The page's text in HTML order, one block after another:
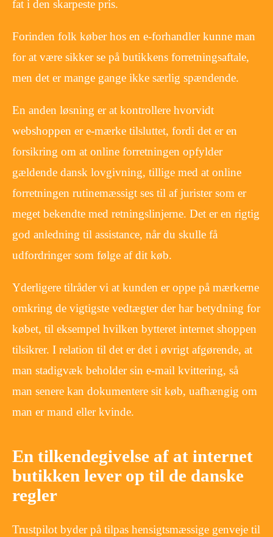
fat i den skarpeste pris.
Forinden folk køber hos en e-forhandler kunne man
for at være sikker se på butikkens forretningsaftale,
men det er mange gange ikke særlig spændende.
En anden løsning er at kontrollere hvorvidt
webshoppen er e-mærke tilsluttet, fordi det er en
forsikring om at online forretningen opfylder
gældende dansk lovgivning, tillige med at online
forretningen rutinemæssigt ses til af jurister som er
meget bekendte med retningslinjerne. Det er en rigtig
god anledning til assistance, når du skulle få
udfordringer som følge af dit køb.
Yderligere tilråder vi at kunden er oppe på mærkerne
omkring de vigtigste vedtægter der har betydning for
købet, til eksempel hvilken bytteret internet shoppen
tilsikrer. I relation til det er det i øvrigt afgørende, at
man stadigvæk beholder sin e-mail kvittering, så
man senere kan dokumentere sit køb, uafhængig om
man er mand eller kvinde.
En tilkendegivelse af at internet
butikken lever op til de danske
regler
Trustpilot byder på tilpas hensigtsmæssige genveje til